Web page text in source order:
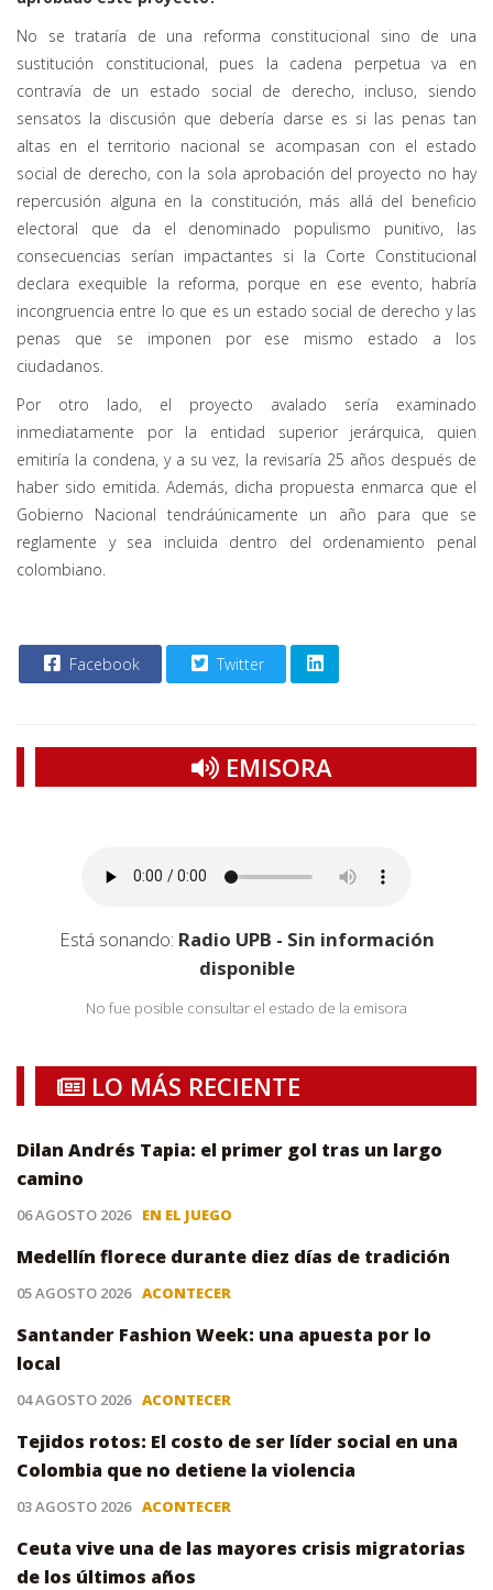
No se trataría de una reforma constitucional sino de una
sustitución constitucional, pues la cadena perpetua va en
contravía de un estado social de derecho, incluso, siendo
sensatos la discusión que debería darse es si las penas tan
altas en el territorio nacional se acompasan con el estado
social de derecho, con la sola aprobación del proyecto no hay
repercusión alguna en la constitución, más allá del beneficio
electoral que da el denominado populismo punitivo, las
consecuencias serían impactantes si la Corte Constitucional
declara exequible la reforma, porque en ese evento, habría
incongruencia entre lo que es un estado social de derecho y las
penas que se imponen por ese mismo estado a los
ciudadanos.
Por otro lado, el proyecto avalado sería examinado
inmediatamente por la entidad superior jerárquica, quien
emitiría la condena, y a su vez, la revisaría 25 años después de
haber sido emitida. Además, dicha propuesta enmarca que el
Gobierno Nacional tendráúnicamente un año para que se
reglamente y sea incluida dentro del ordenamiento penal
colombiano.
Facebook Twitter
EMISORA
Está sonando: Radio UPB - Sin información
disponible
No fue posible consultar el estado de la emisora
LO MÁS RECIENTE
Dilan Andrés Tapia: el primer gol tras un largo
camino
06 AGOSTO 2026 EN EL JUEGO
Medellín florece durante diez días de tradición
05 AGOSTO 2026 ACONTECER
Santander Fashion Week: una apuesta por lo
local
04 AGOSTO 2026 ACONTECER
Tejidos rotos: El costo de ser líder social en una
Colombia que no detiene la violencia
03 AGOSTO 2026 ACONTECER
Ceuta vive una de las mayores crisis migratorias
de los últimos años